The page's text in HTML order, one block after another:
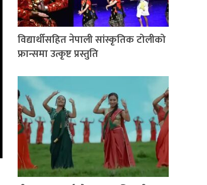
विद्यार्थीसहित नेपाली सांस्कृतिक टोलीको
फ्रान्समा उत्कृष्ट प्रस्तुति